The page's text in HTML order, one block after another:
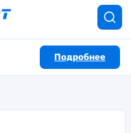
Подробнее